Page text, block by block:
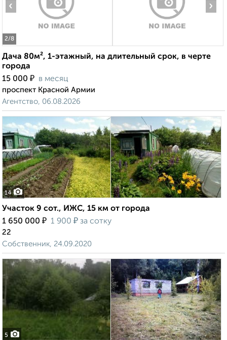
2/8
‹ ›
Дача 80м², 1-этажный, на длительный срок, в черте
города
15 000 ₽ в месяц
проспект Красной Армии
Агентство, 06.08.2026
14
Участок 9 сот., ИЖС, 15 км от города
1 650 000 ₽ 1 900 ₽ за сотку
22
Собственник, 24.09.2020
5